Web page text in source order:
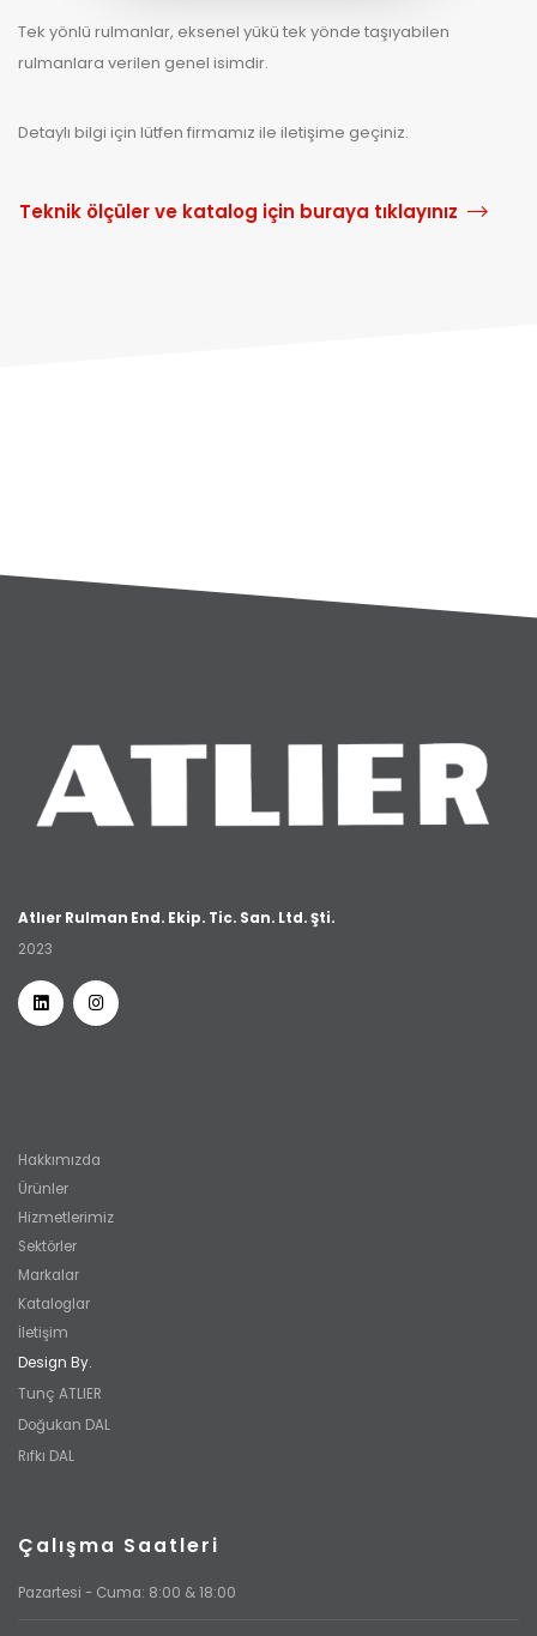
Tek yönlü rulmanlar, eksenel yükü tek yönde taşıyabilen
rulmanlara verilen genel isimdir.
Detaylı bilgi için lütfen firmamız ile iletişime geçiniz.
Teknik ölçüler ve katalog için buraya tıklayınız
Atlıer Rulman End. Ekip. Tic. San. Ltd. Şti.
2023
Hakkımızda
Ürünler
Hizmetlerimiz
Sektörler
Markalar
Kataloglar
İletişim
Design By.
Tunç ATLIER
Doğukan DAL
Rıfkı DAL
Çalışma Saatleri
Pazartesi - Cuma: 8:00 & 18:00